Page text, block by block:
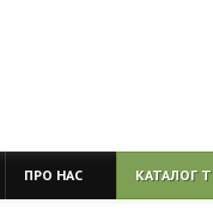
ПРО НАС КАТАЛОГ